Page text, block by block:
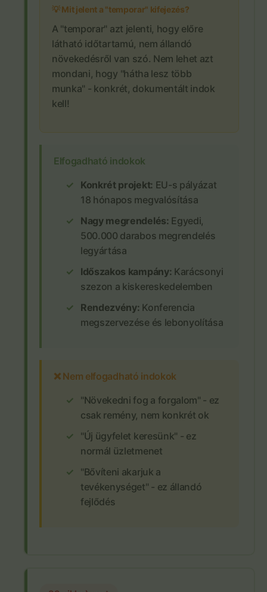
💡 Mit jelent a "temporar" kifejezés?
A "temporar" azt jelenti, hogy előre
látható időtartamú, nem állandó
növekedésről van szó. Nem lehet azt
mondani, hogy "hátha lesz több
munka" - konkrét, dokumentált indok
kell!
Elfogadható indokok
Konkrét projekt: EU-s pályázat
18 hónapos megvalósítása
Nagy megrendelés: Egyedi,
500.000 darabos megrendelés
legyártása
Időszakos kampány: Karácsonyi
szezon a kiskereskedelemben
Rendezvény: Konferencia
megszervezése és lebonyolítása
❌ Nem elfogadható indokok
"Növekedni fog a forgalom" - ez
csak remény, nem konkrét ok
"Új ügyfelet keresünk" - ez
normál üzletmenet
"Bővíteni akarjuk a
tevékenységet" - ez állandó
fejlődés